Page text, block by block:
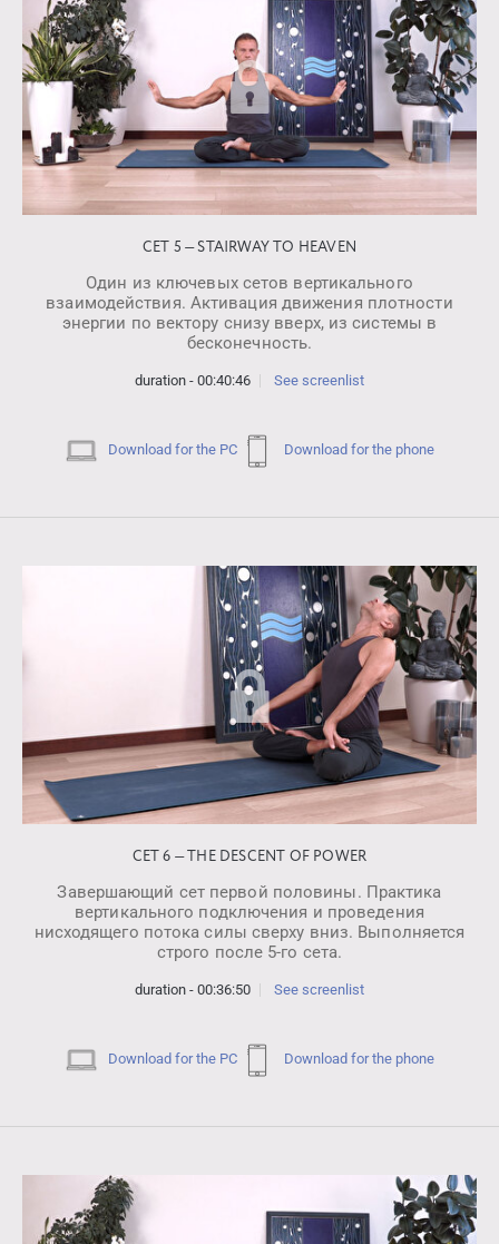
СЕТ 5 — STAIRWAY TO HEAVEN
Один из ключевых сетов вертикального
взаимодействия. Активация движения плотности
энергии по вектору снизу вверх, из системы в
бесконечность.
duration - 00:40:46 See screenlist
Download for the PC Download for the phone
СЕТ 6 — THE DESCENT OF POWER
Завершающий сет первой половины. Практика
вертикального подключения и проведения
нисходящего потока силы сверху вниз. Выполняется
строго после 5-го сета.
duration - 00:36:50 See screenlist
Download for the PC Download for the phone